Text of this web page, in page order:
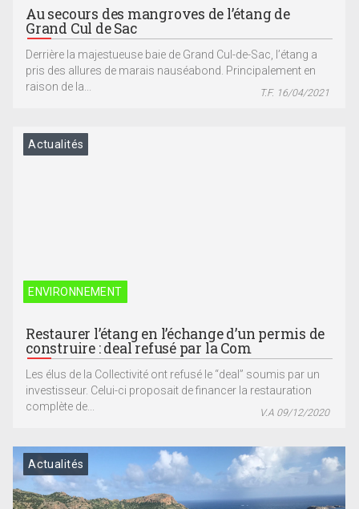
Au secours des mangroves de l’étang de
Grand Cul de Sac
Derrière la majestueuse baie de Grand Cul-de-Sac, l’étang a
pris des allures de marais nauséabond. Principalement en
raison de la...
T.F. 16/04/2021
ENVIRONNEMENT
Actualités
Restaurer l’étang en l’échange d’un permis de
construire : deal refusé par la Com
Les élus de la Collectivité ont refusé le “deal” soumis par un
investisseur. Celui-ci proposait de financer la restauration
complète de...
V.A 09/12/2020
Actualités